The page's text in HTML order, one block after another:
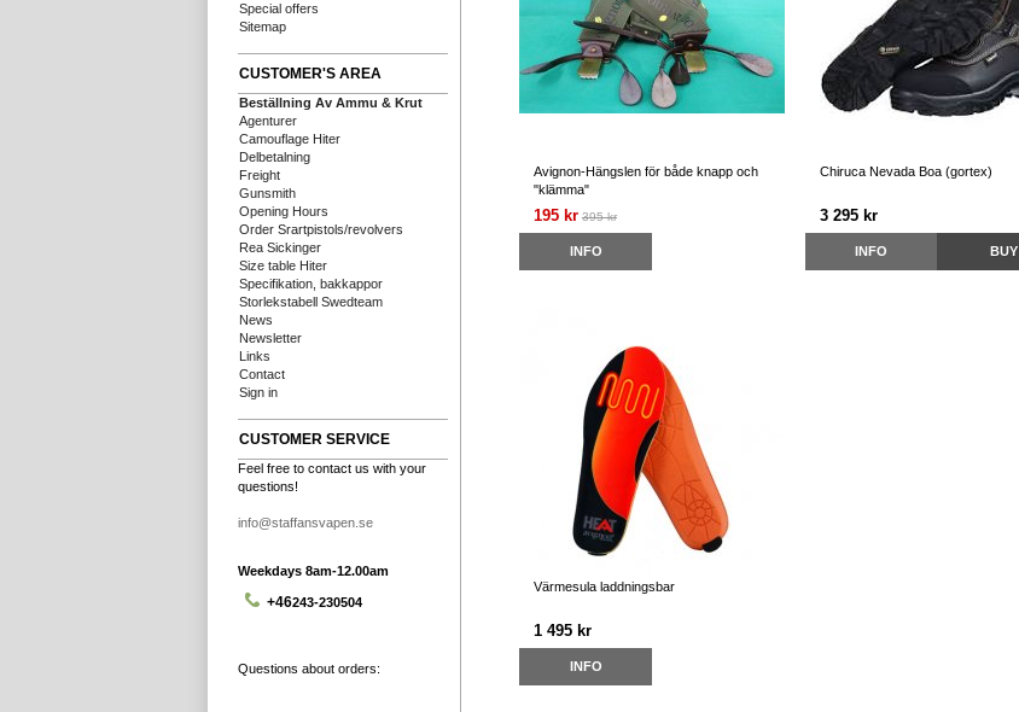
Special offers
Sitemap
CUSTOMER'S AREA
Beställning Av Ammu & Krut
Agenturer
Camouflage Hiter
Delbetalning
Freight
Gunsmith
Opening Hours
Order Srartpistols/revolvers
Rea Sickinger
Size table Hiter
Specifikation, bakkappor
Storlekstabell Swedteam
News
Newsletter
Links
Contact
Sign in
CUSTOMER SERVICE
Feel free to contact us with your
questions!
info@staffansvapen.se
Weekdays 8am-12.00am
+46243-230504
Questions about orders:
Avignon-Hängslen för både knapp och
"klämma"
195 kr 395 kr
INFO
Chiruca Nevada Boa (gortex)
3 295 kr
INFO BUY
Värmesula laddningsbar
1 495 kr
INFO